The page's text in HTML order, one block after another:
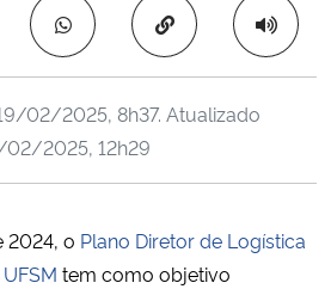
Copiar para área
02/2025, 8h37. Atualizado
02/2025, 12h29
2024, o Plano Diretor de Logística
tem como objetivo